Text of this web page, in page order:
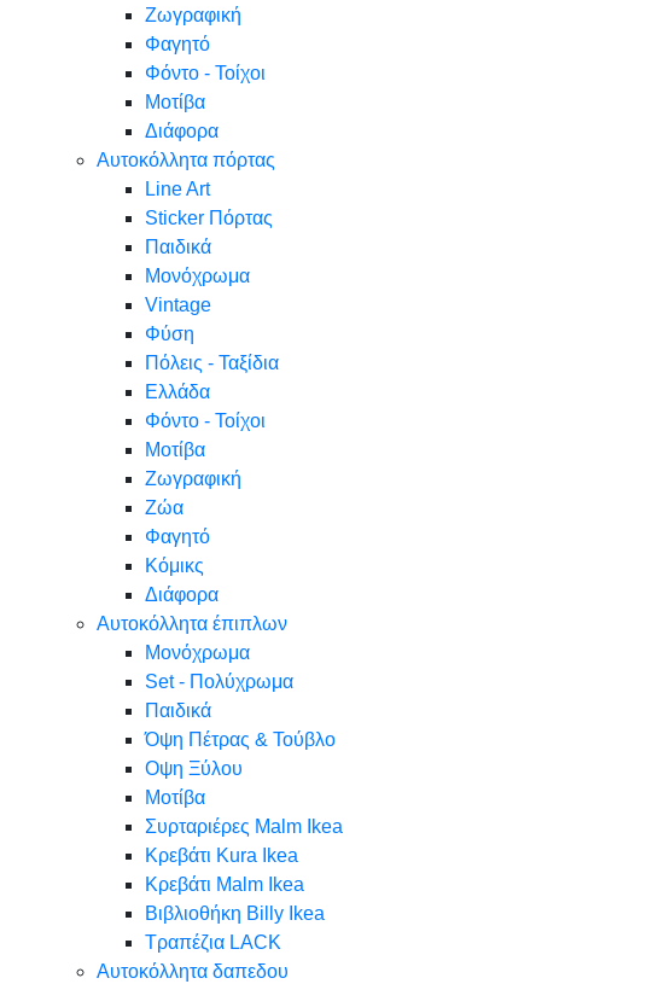
Ζωγραφική
Φαγητό
Φόντο - Τοίχοι
Μοτίβα
Διάφορα
Αυτοκόλλητα πόρτας
Line Art
Sticker Πόρτας
Παιδικά
Μονόχρωμα
Vintage
Φύση
Πόλεις - Ταξίδια
Ελλάδα
Φόντο - Τοίχοι
Μοτίβα
Ζωγραφική
Ζώα
Φαγητό
Κόμικς
Διάφορα
Αυτοκόλλητα έπιπλων
Μονόχρωμα
Set - Πολύχρωμα
Παιδικά
Όψη Πέτρας & Τούβλο
Oψη Ξύλου
Μοτίβα
Συρταριέρες Malm Ikea
Κρεβάτι Kura Ikea
Κρεβάτι Malm Ikea
Βιβλιοθήκη Billy Ikea
Τραπέζια LACK
Αυτοκόλλητα δαπεδου